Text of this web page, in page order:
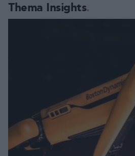
Thema Insights